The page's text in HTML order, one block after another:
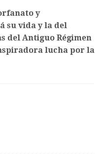
y
su vida y la del
del Antiguo Régimen
lucha por la